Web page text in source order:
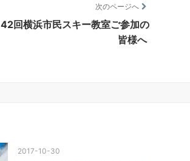
次のページへ
42回横浜市民スキー教室ご参加の
皆様へ
2017-10-30